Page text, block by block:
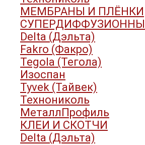
МЕМБРАНЫ И ПЛЁНКИ
Delta (Дэльта)
Fakro (Факро)
Tegola (Тегола)
Изоспан
Tyvek (Тайвек)
Технониколь
МеталлПрофиль
КЛЕИ И СКОТЧИ
Delta (Дэльта)